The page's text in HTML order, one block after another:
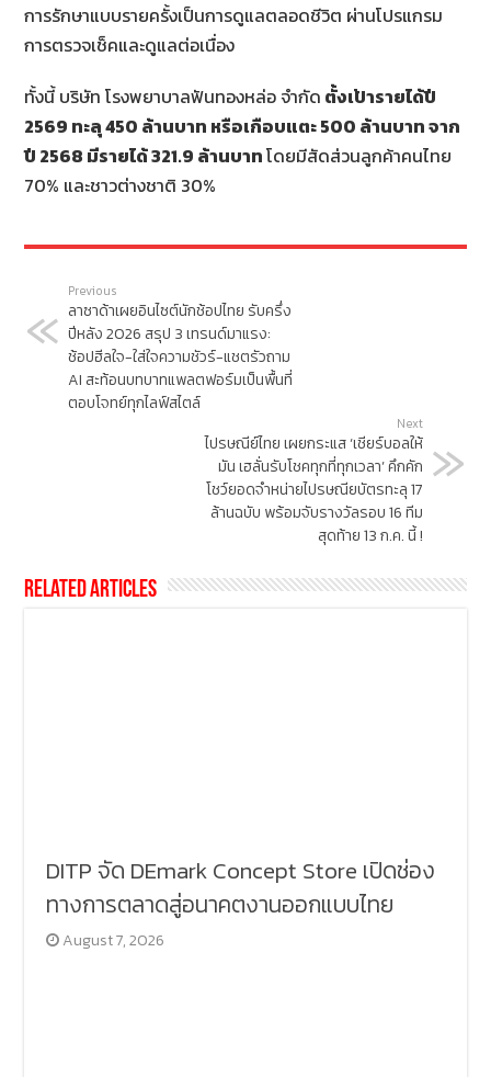
การรักษาแบบรายครั้งเป็นการดูแลตลอดชีวิต ผ่านโปรแกรม
การตรวจเช็คและดูแลต่อเนื่อง
ทั้งนี้ บริษัท โรงพยาบาลฟันทองหล่อ จำกัด ตั้งเป้ารายได้ปี
2569 ทะลุ450 ล้านบาท หรือเกือบแตะ500 ล้านบาท จาก
ปี 2568 มีรายได้321.9 ล้านบาทโดยมีสัดส่วนลูกค้าคนไทย
70% และชาวต่างชาติ 30%
Previous
ลาซาด้าเผยอินไซต์นักช้อปไทย รับครึ่ง
ปีหลัง 2026 สรุป 3 เทรนด์มาแรง:
ช้อปฮีลใจ-ใส่ใจความชัวร์-แชตรัวถาม
AI สะท้อนบทบาทแพลตฟอร์มเป็นพื้นที่
ตอบโจทย์ทุกไลฟ์สไตล์
Next
ไปรษณีย์ไทย เผยกระแส ‘เชียร์บอลให้
มัน เฮลั่นรับโชคทุกที่ทุกเวลา’ คึกคัก
โชว์ยอดจำหน่ายไปรษณียบัตรทะลุ 17
ล้านฉบับ พร้อมจับรางวัลรอบ 16 ทีม
สุดท้าย 13 ก.ค. นี้ !
Related Articles
DITP จัด DEmark Concept Store เปิดช่อง
ทางการตลาดสู่อนาคตงานออกแบบไทย
August 7, 2026